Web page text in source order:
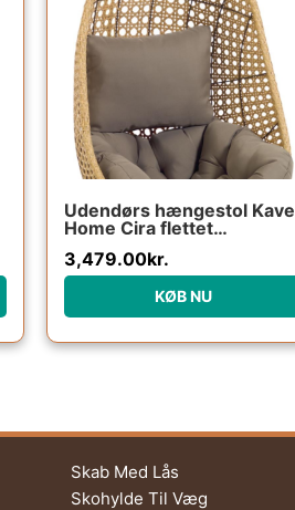
Udendørs hængestol Kave
Home Cira flettet
pude vejrbestandig
3,479.00kr.
KØB NU
Skab Med Lås
Skohylde Til Væg